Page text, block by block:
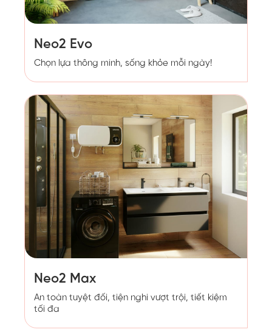
Neo2 Evo
Chọn lựa thông minh, sống khỏe mỗi ngày!
Neo2 Max
An toàn tuyệt đối, tiện nghi vượt trội, tiết kiệm
tối đa